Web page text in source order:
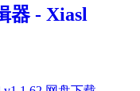
器 - Xiasl